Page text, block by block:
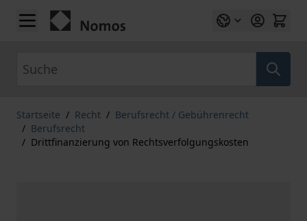
Zum Inhalt springen
Startseite / Recht / Berufsrecht / Gebührenrecht
/ Berufsrecht
/ Drittfinanzierung von Rechtsverfolgungskosten